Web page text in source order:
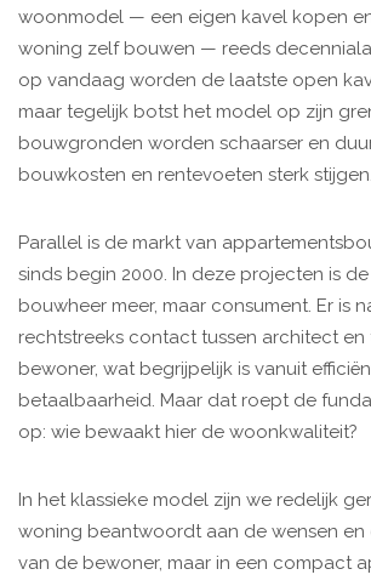
woonmodel — een eigen kavel kopen
woning zelf bouwen — reeds
op vandaag worden de laatste open
maar tegelijk botst het model op zijn
bouwgronden worden schaarser en
bouwkosten en rentevoeten sterk stijgen.
Parallel is de markt van
sinds begin 2000. In deze projecten is
bouwheer meer, maar consument. Er is
rechtstreeks contact tussen architect
bewoner, wat begrijpelijk is vanuit
betaalbaarheid. Maar dat roept de
op: wie bewaakt hier de woonkwaliteit?
In het klassieke model zijn we redelijk
woning beantwoordt aan de wensen en
van de bewoner, maar in een compact